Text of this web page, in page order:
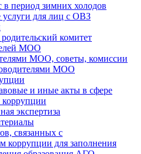
период зимних холодов
услуги для лиц с ОВЗ
комитет
МОО
МОО, советы, комиссии
МОО
и иные акты в сфере
коррупции
экспертиза
связанных с
коррупции для заполнения